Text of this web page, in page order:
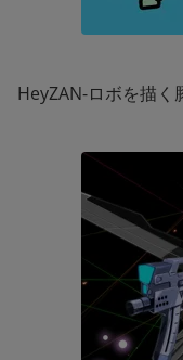
HeyZAN-ロボを描く